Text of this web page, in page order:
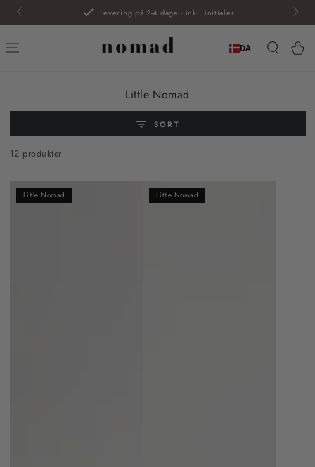
SPRING TIL
INDHOLD
Levering på 2-4 dage - inkl. initialer
DA
Kollektion:
Little Nomad
SORT
12 produkter
Little Nomad Little Nomad